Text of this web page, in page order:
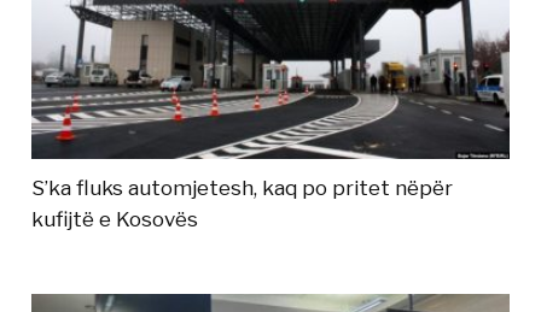
S’ka fluks automjetesh, kaq po pritet nëpër
kufijtë e Kosovës